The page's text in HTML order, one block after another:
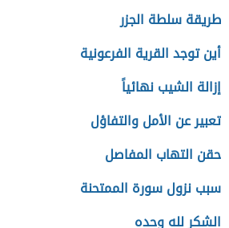
طريقة سلطة الجزر
أين توجد القرية الفرعونية
إزالة الشيب نهائياً
تعبير عن الأمل والتفاؤل
حقن التهاب المفاصل
سبب نزول سورة الممتحنة
الشكر لله وحده